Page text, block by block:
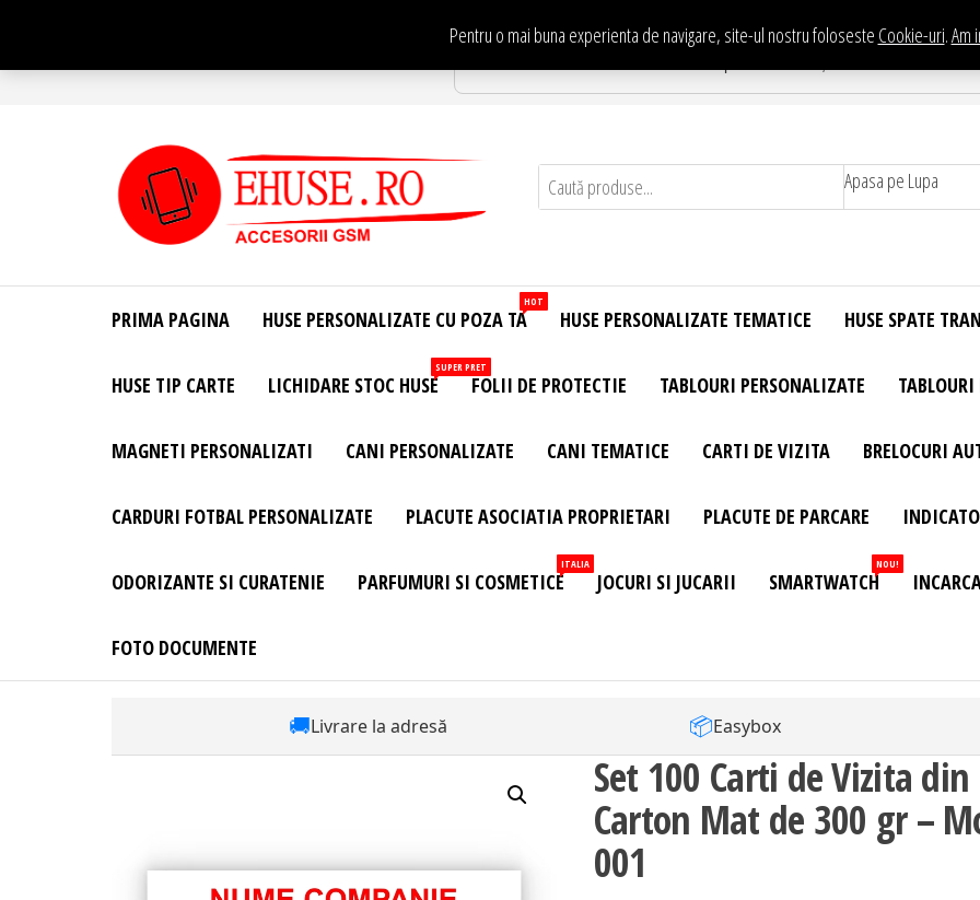
conținut
Pentru o mai buna experienta de navigare, site-ul nostru foloseste Cookie-uri.Am
Te asteptam in Showroom eHuse.ro
Site Oficial .
Huse
Personalizate
Huse
Personalizate
Telefon –
– Accesorii
Apasa pe Lupa
PRIMA PAGINA HUSE PERSONALIZATE CU POZA TA
HOT
HUSE PERSONALIZATE TEMATICE HUSE SPATE
HUSE TIP CARTE LICHIDARE STOC HUSE
SUPER PRET
FOLII DE PROTECTIE TABLOURI PERSONALIZATE TABLOURI
MAGNETI PERSONALIZATI CANI PERSONALIZATE CANI TEMATICE CARTI DE VIZITA BRELOCURI
CARDURI FOTBAL PERSONALIZATE PLACUTE ASOCIATIA PROPRIETARI PLACUTE DE PARCARE
ODORIZANTE SI CURATENIE PARFUMURI SI COSMETICE
ITALIA
JOCURI SI JUCARII SMARTWATCH
NOU!
FOTO DOCUMENTE
🚚Livrare la adresă 📦Easybox
Set 100 Carti de Vizita din
Carton Mat de 300 gr –
001